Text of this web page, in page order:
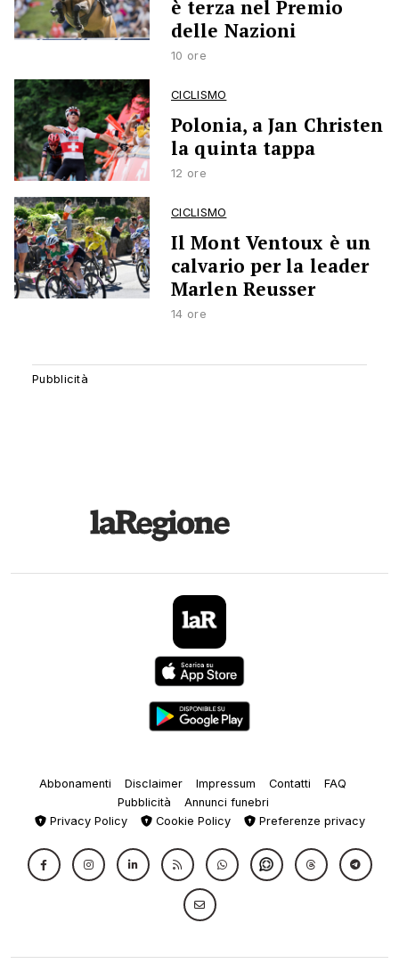
è terza nel Premio
delle Nazioni
10 ore
CICLISMO
Polonia, a Jan Christen
la quinta tappa
12 ore
CICLISMO
Il Mont Ventoux è un
calvario per la leader
Marlen Reusser
14 ore
Abbonamenti Disclaimer Impressum Contatti
FAQ
Pubblicità
Annunci funebri
Privacy Policy
Cookie Policy Preferenze privacy